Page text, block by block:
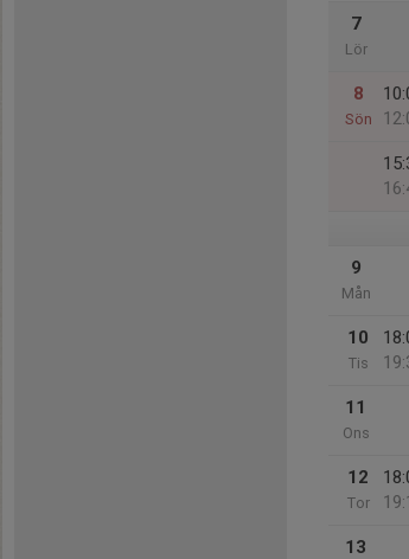
7
Lör
8
Sön
9
Mån
10
Tis
11
Ons
12
Tor
13